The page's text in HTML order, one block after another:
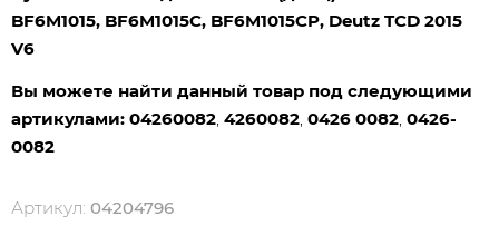
BF6M1015, BF6M1015C, BF6M1015CP, Deutz TCD 2015
V6
Вы можете найти данный товар под следующими
артикулами: 04260082, 4260082, 0426 0082, 0426-
0082
Артикул: 04204796